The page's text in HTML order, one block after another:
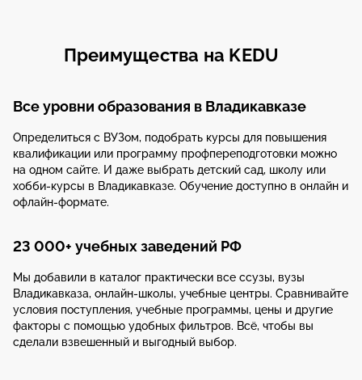
Преимущества на KEDU
Все уровни образования в Владикавказе
Определиться с ВУЗом, подобрать курсы для повышения
квалификации или программу профпереподготовки можно
на одном сайте. И даже выбрать детский сад, школу или
хобби-курсы в Владикавказе. Обучение доступно в онлайн и
офлайн-формате.
23 000+ учебных заведений РФ
Мы добавили в каталог практически все ссузы, вузы
Владикавказа, онлайн-школы, учебные центры. Сравнивайте
условия поступления, учебные программы, цены и другие
факторы с помощью удобных фильтров. Всё, чтобы вы
сделали взвешенный и выгодный выбор.